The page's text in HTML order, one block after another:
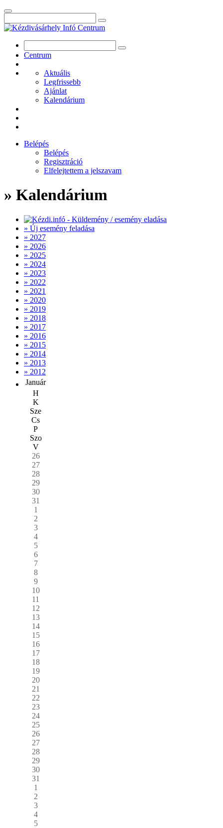
Centrum
Aktuális
Legfrissebb
Ajánlat
Kalendárium
Belépés
Belépés
Regisztráció
Elfelejtettem a jelszavam
» Kalendárium
» Új esemény feladása
» 2027
» 2026
» 2025
» 2024
» 2023
» 2022
» 2021
» 2020
» 2019
» 2018
» 2017
» 2016
» 2015
» 2014
» 2013
» 2012
Január
H
K
Sze
Cs
P
Szo
V
26
27
28
29
30
31
1
2
3
4
5
6
7
8
9
10
11
12
13
14
15
16
17
18
19
20
21
22
23
24
25
26
27
28
29
30
31
1
2
3
4
5